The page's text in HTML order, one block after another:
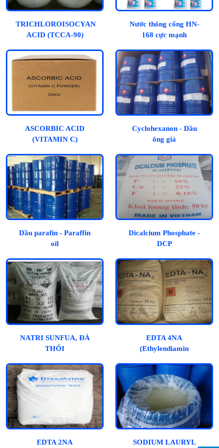
TRICHLOROISOCYANURIC
ACID (TCCA-90)
Nước thông cống HN-
168 cực mạnh
ASCORBIC ACID
(VITAMIN C)
Cyclohexanon - Dầu
ông già
Dầu parafin - Paraffin
oil
Dicalcium Phosphate -
DCP
NATRI SUNFUA, ĐÁ
THỐI
EDTA 4NA
(Ethylendiamin
EDTA 2NA
SODIUM LAURYL